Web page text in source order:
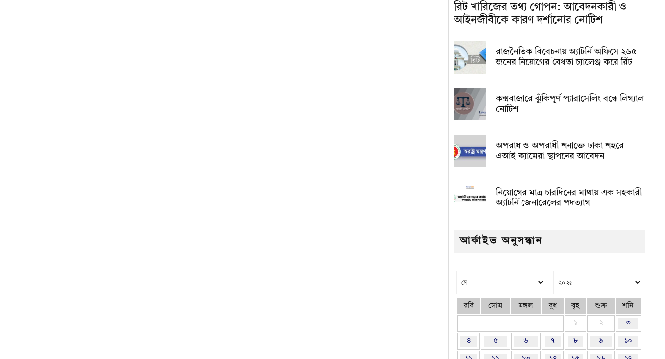
রিট খারিজের তথ্য গোপন: আবেদনকারী ও
আইনজীবীকে কারণ দর্শানোর নোটিশ
রাজনৈতিক বিবেচনায় অ‍্যাটর্নি অফিসে ২৬৫
জনের নিয়োগের বৈধতা চ্যালেঞ্জ করে রিট
কক্সবাজারে ঝুঁকিপূর্ণ প্যারাসেলিং বন্ধে লিগ্যাল
নোটিশ
অপরাধ ও অপরাধী শনাক্তে ঢাকা শহরে
এআই ক্যামেরা স্থাপনের আবেদন
নিয়োগের মাত্র চারদিনের মাথায় এক সহকারী
অ্যাটর্নি জেনারেলের পদত্যাগ
আর্কাইভ অনুসন্ধান
রবি সোম মঙ্গল বুধ বৃহ শুক্র শনি
১ ২ ৩
৪ ৫ ৬ ৭ ৮ ৯ ১০